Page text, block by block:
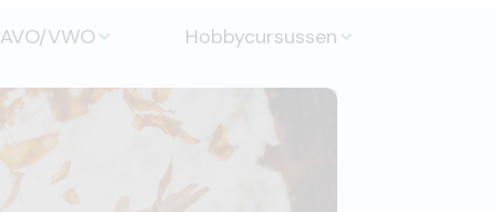
VWO Hobbycursussen